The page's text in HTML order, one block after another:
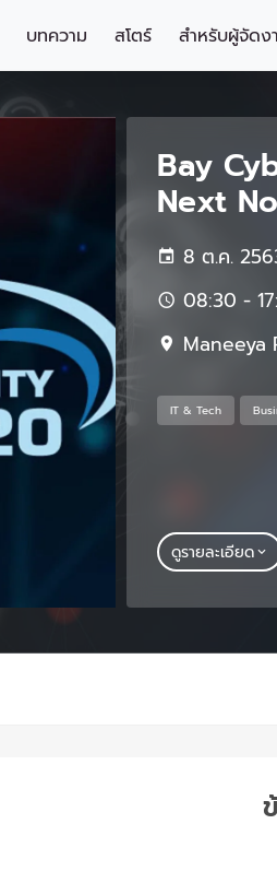
บทความ สโตร์ สำหรับผู้จัดง
Bay
Next
8 ต.ค.
08:30 -
Maneeya
IT & Tech
ดูรายละเอียด